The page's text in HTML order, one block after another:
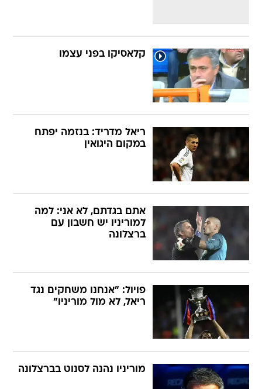
קלאסיקו בפני עצמו
ריאל מדריד: בנזמה יפתח
במקום היגואין
אתם בגדתם, לא אני: למה
למוריניו יש חשבון עם
ברצלונה
פויול: "אנחנו משחקים נגד
ריאל, לא מול מוריניו"
מוריניו נהנה לסנוט בברצלונה